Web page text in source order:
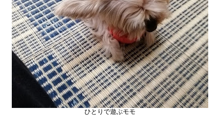
ひとりで遊ぶモモ